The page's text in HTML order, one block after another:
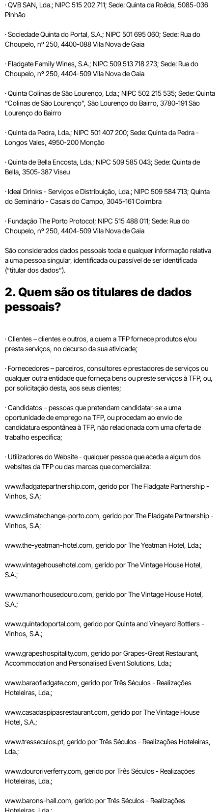
· QVB SAN, Lda.; NIPC 515 202 711; Sede: Quinta da Roêda, 5085-036
Pinhão
· Sociedade Quinta do Portal, S.A.; NIPC 501 695 060; Sede: Rua do
Choupelo, nº 250, 4400-088 Vila Nova de Gaia
· Fladgate Family Wines, S.A.; NIPC 509 513 718 273; Sede: Rua do
Choupelo, nº 250, 4404-509 Vila Nova de Gaia
· Quinta Colinas de São Lourenço, Lda.; NIPC 502 215 535; Sede: Quinta
“Colinas de São Lourenço”, São Lourenço do Bairro, 3780-191 São
Lourenço do Bairro
· Quinta da Pedra, Lda.; NIPC 501 407 200; Sede: Quinta da Pedra -
Longos Vales, 4950-200 Monção
· Quinta de Bella Encosta, Lda.; NIPC 509 585 043; Sede: Quinta de
Bella, 3505-387 Viseu
· Ideal Drinks - Serviços e Distribuição, Lda.; NIPC 509 584 713; Quinta
do Seminário - Casais do Campo, 3045-161 Coimbra
· Fundação The Porto Protocol; NIPC 515 488 011; Sede: Rua do
Choupelo, nº 250, 4404-509 Vila Nova de Gaia
São considerados dados pessoais toda e qualquer informação relativa
a uma pessoa singular, identificada ou passível de ser identificada
(“titular dos dados”).
2. Quem são os titulares de dados
pessoais?
· Clientes – clientes e outros, a quem a TFP fornece produtos e/ou
presta serviços, no decurso da sua atividade;
· Fornecedores – parceiros, consultores e prestadores de serviços ou
qualquer outra entidade que forneça bens ou preste serviços à TFP, ou,
por solicitação desta, aos seus clientes;
· Candidatos – pessoas que pretendam candidatar-se a uma
oportunidade de emprego na TFP, ou procedam ao envio de
candidatura espontânea à TFP, não relacionada com uma oferta de
trabalho específica;
· Utilizadores do Website - qualquer pessoa que aceda a algum dos
websites da TFP ou das marcas que comercializa:
www.fladgatepartnership.com, gerido por The Fladgate Partnership -
Vinhos, S.A;
www.climatechange-porto.com, gerido por The Fladgate Partnership -
Vinhos, S.A;
www.the-yeatman-hotel.com, gerido por The Yeatman Hotel, Lda.;
www.vintagehousehotel.com, gerido por The Vintage House Hotel,
S.A.;
www.manorhousedouro.com, gerido por The Vintage House Hotel,
S.A.;
www.quintadoportal.com, gerido por Quinta and Vineyard Bottlers -
Vinhos, S.A.;
www.grapeshospitality.com, gerido por Grapes-Great Restaurant,
Accommodation and Personalised Event Solutions, Lda.;
www.baraofladgate.com, gerido por Três Séculos - Realizações
Hoteleiras, Lda.;
www.casadaspipasrestaurant.com, gerido por The Vintage House
Hotel, S.A.;
www.tresseculos.pt, gerido por Três Séculos - Realizações Hoteleiras,
Lda.;
www.douroriverferry.com, gerido por Três Séculos - Realizações
Hoteleiras, Lda.;
www.barons-hall.com, gerido por Três Séculos - Realizações
Hoteleiras, Lda.;